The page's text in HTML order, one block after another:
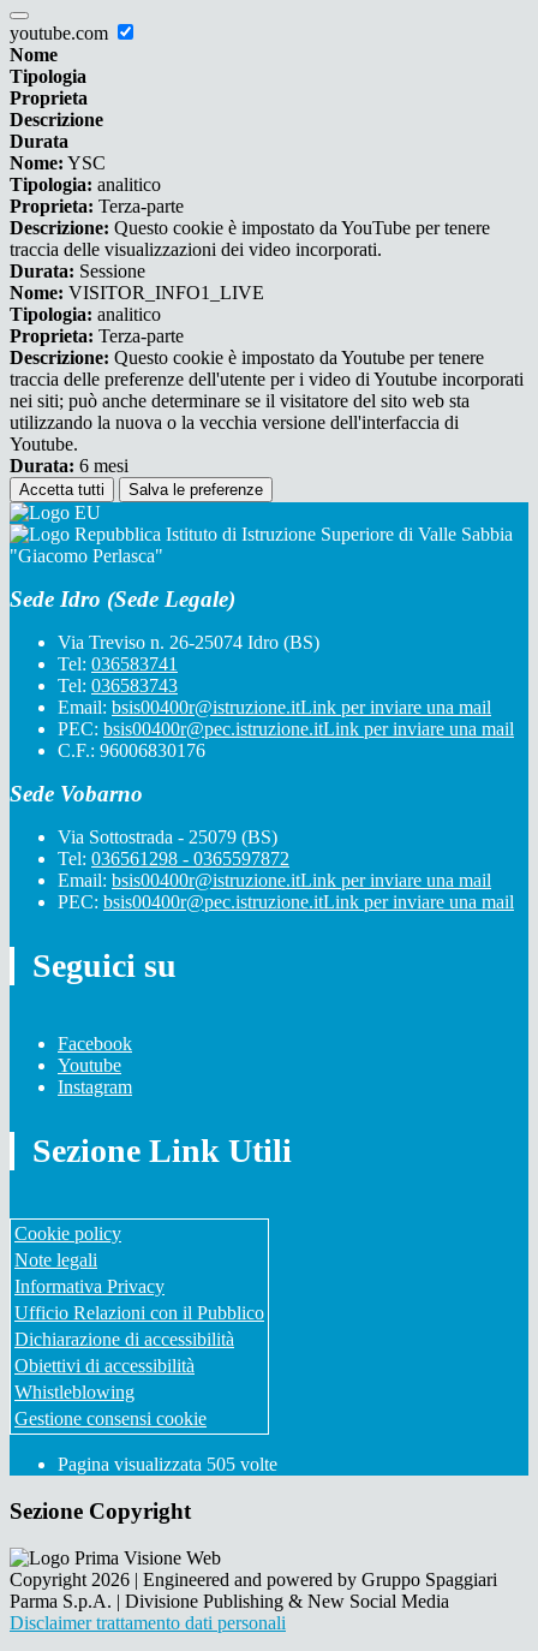
youtube.com
Nome
Tipologia
Proprieta
Descrizione
Durata
Nome: YSC
Tipologia: analitico
Proprieta: Terza-parte
Descrizione: Questo cookie è impostato da YouTube per tenere
traccia delle visualizzazioni dei video incorporati.
Durata: Sessione
Nome: VISITOR_INFO1_LIVE
Tipologia: analitico
Proprieta: Terza-parte
Descrizione: Questo cookie è impostato da Youtube per tenere
traccia delle preferenze dell'utente per i video di Youtube incorporati
nei siti; può anche determinare se il visitatore del sito web sta
utilizzando la nuova o la vecchia versione dell'interfaccia di
Youtube.
Durata: 6 mesi
Accetta tutti Salva le preferenze
Istituto di Istruzione Superiore di Valle Sabbia
"Giacomo Perlasca"
Sede Idro (Sede Legale)
Via Treviso n. 26-25074 Idro (BS)
Tel: 036583741
Tel: 036583743
Email: bsis00400r@istruzione.itLink per inviare una mail
PEC: bsis00400r@pec.istruzione.itLink per inviare una mail
C.F.: 96006830176
Sede Vobarno
Via Sottostrada - 25079 (BS)
Tel: 036561298 - 0365597872
Email: bsis00400r@istruzione.itLink per inviare una mail
PEC: bsis00400r@pec.istruzione.itLink per inviare una mail
Seguici su
Facebook
Youtube
Instagram
Sezione Link Utili
Cookie policy
Note legali
Informativa Privacy
Ufficio Relazioni con il Pubblico
Dichiarazione di accessibilità
Obiettivi di accessibilità
Whistleblowing
Gestione consensi cookie
Pagina visualizzata 505 volte
Sezione Copyright
Copyright 2026 | Engineered and powered by Gruppo Spaggiari
Parma S.p.A. | Divisione Publishing & New Social Media
Disclaimer trattamento dati personali